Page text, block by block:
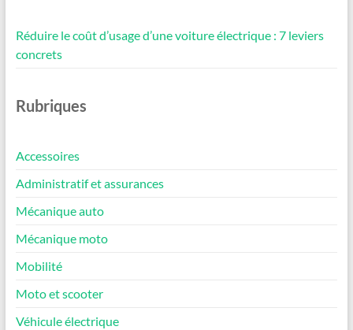
Réduire le coût d’usage d’une voiture électrique : 7 leviers
concrets
Rubriques
Accessoires
Administratif et assurances
Mécanique auto
Mécanique moto
Mobilité
Moto et scooter
Véhicule électrique